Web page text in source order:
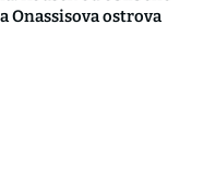
Onassisova ostrova